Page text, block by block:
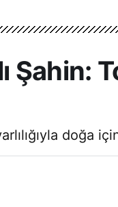
Şahin:
doğa